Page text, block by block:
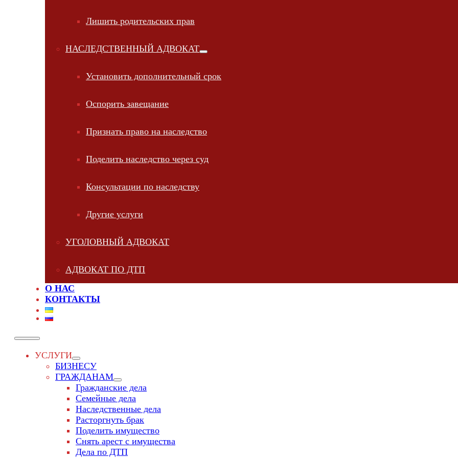
Лишить родительских прав
НАСЛЕДСТВЕННЫЙ АДВОКАТ
Установить дополнительный срок
Оспорить завещание
Признать право на наследство
Поделить наследство через суд
Консультации по наследству
Другие услуги
УГОЛОВНЫЙ АДВОКАТ
АДВОКАТ ПО ДТП
О НАС
КОНТАКТЫ
УСЛУГИ
БИЗНЕСУ
ГРАЖДАНАМ
Гражданские дела
Семейные дела
Наследственные дела
Расторгнуть брак
Поделить имущество
Снять арест с имущества
Дела по ДТП